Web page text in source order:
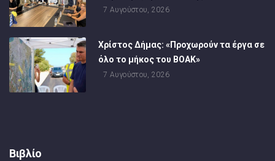
7 Αυγούστου, 2026
Χρίστος Δήμας: «Προχωρούν τα έργα σε
όλο το μήκος του ΒΟΑΚ»
7 Αυγούστου, 2026
Βιβλίο